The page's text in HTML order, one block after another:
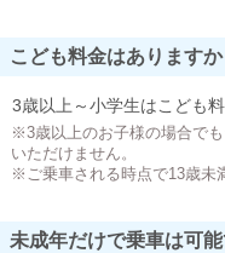
こども料金はありますか
3歳以上～小学生はこども料
※3歳以上のお子様の場合で
いただけません。
※ご乗車される時点で13歳未
未成年だけで乗車は可